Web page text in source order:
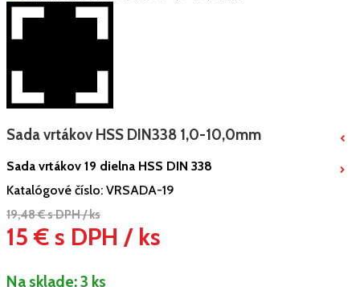
Sada vrtákov HSS DIN338 1,0-10,0mm
Sada vrtákov 19 dielna HSS DIN 338
Katalógové číslo: VRSADA-19
19,48 € s DPH / ks
15 € s DPH / ks
Na sklade:3 ks